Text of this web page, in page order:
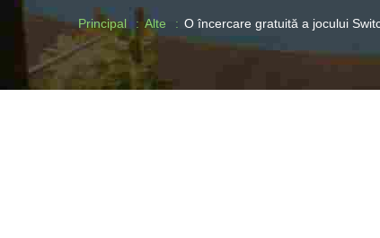
Principal Alte O încercare gratuită a jocului